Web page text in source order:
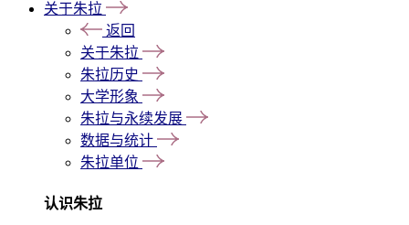
关于朱拉
返回
关于朱拉
朱拉历史
大学形象
朱拉与永续发展
数据与统计
朱拉单位
认识朱拉